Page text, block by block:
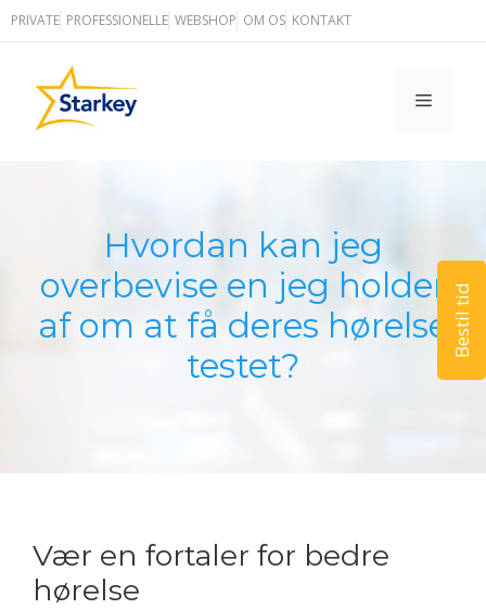
Hop
til
PRIVATE PROFESSIONELLE WEBSHOP OM OS KONTAKT
MENU
Hvordan kan jeg
overbevise en jeg holder
af om at få deres hørelse
testet?
Vær en fortaler for bedre
hørelse
Bestil tid